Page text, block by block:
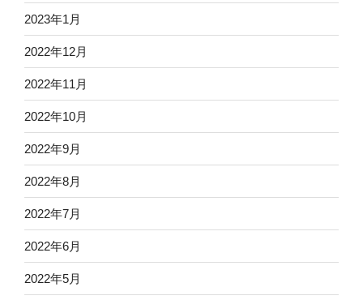
2023年1月
2022年12月
2022年11月
2022年10月
2022年9月
2022年8月
2022年7月
2022年6月
2022年5月